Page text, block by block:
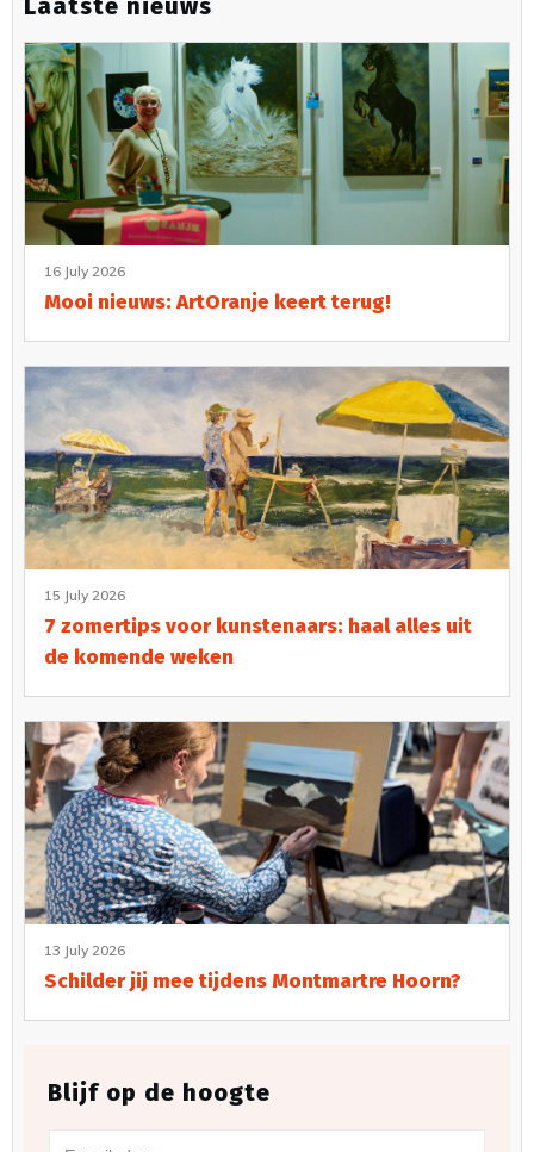
Laatste nieuws
16 July 2026
Mooi nieuws: ArtOranje keert terug!
15 July 2026
7 zomertips voor kunstenaars: haal alles uit
de komende weken
13 July 2026
Schilder jij mee tijdens Montmartre Hoorn?
Blijf op de hoogte